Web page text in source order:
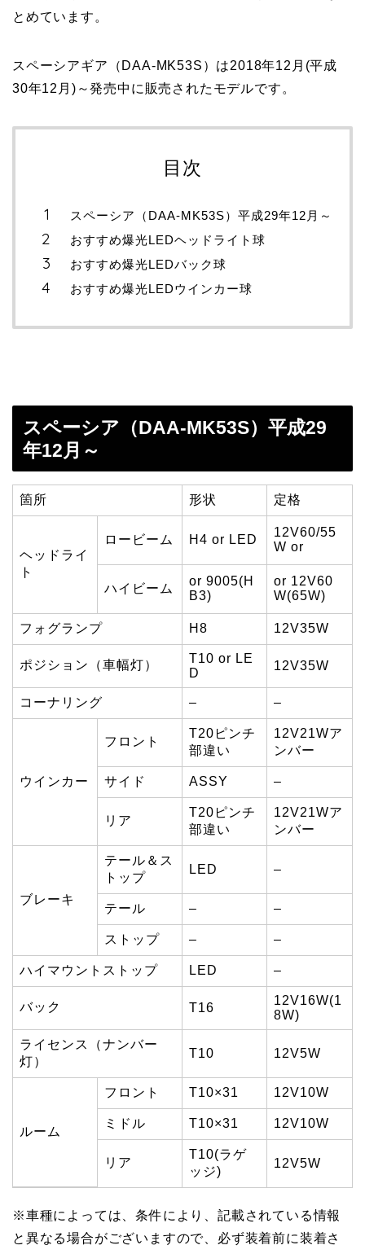
とめています。
スペーシアギア（DAA-MK53S）は2018年12月(平成
30年12月)～発売中に販売されたモデルです。
目次
スペーシア（DAA-MK53S）平成29年12月～
おすすめ爆光LEDヘッドライト球
おすすめ爆光LEDバック球
おすすめ爆光LEDウインカー球
スペーシア（DAA-MK53S）平成29
年12月～
箇所 形状 定格
ヘッドライ
ト
ロービーム H4 or LED
12V60/55
W or
ハイビーム
or 9005(H
B3)
or 12V60
W(65W)
フォグランプ H8 12V35W
ポジション（車幅灯）
T10 or LE
D
12V35W
コーナリング – –
ウインカー
フロント
T20ピンチ
部違い
12V21Wア
ンバー
サイド ASSY –
リア
T20ピンチ
部違い
12V21Wア
ンバー
ブレーキ
テール＆ス
トップ
LED –
テール – –
ストップ – –
ハイマウントストップ LED –
バック T16
12V16W(1
8W)
ライセンス（ナンバー
灯）
T10 12V5W
ルーム
フロント T10×31 12V10W
ミドル T10×31 12V10W
リア
T10(ラゲ
ッジ)
12V5W
※車種によっては、条件により、記載されている情報
と異なる場合がございますので、必ず装着前に装着さ